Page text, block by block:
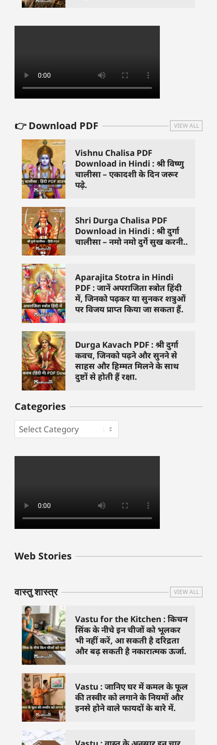
👉 Download PDF VIEW ALL
Vishnu Chalisa PDF
Download in Hindi : श्री विष्णु
चालीसा – एकादशी के दिन जरूर
पढ़े.
Shri Durga Chalisa PDF
Download in Hindi : श्री दुर्गा
चालीसा – नमो नमो दुर्गे सुख करनी..
Aparajita Stotra in Hindi
PDF : जानें अपराजिता स्त्रोत हिंदी
में, जिनको पढ़कर या सुनकर शत्रुओं
पर विजय प्राप्त किया जा सकता हैं.
Durga Kavach PDF : श्री दुर्गा
कवच, जिनको पढ़ने और सुनने से
साहस और हिम्मत मिलने के साथ
दुष्टों से होती हैं रक्षा.
Categories
Web Stories
बुधवार के उपाय :
जिनसे हो गणेश जी
वास्तु शास्त्र VIEW ALL
Vastu for the Kitchen : किचन
सिंक के नीचे इन चीजों को भूलकर
भी नहीं करें, आ सकती है दरिद्रता
और बढ़ सकती है नकारात्मक ऊर्जा.
Vastu : जानिए घर में कमल के फूल
की तस्वीर को लगाने के नियमों और
इनसे होने वाले फायदों के बारे में.